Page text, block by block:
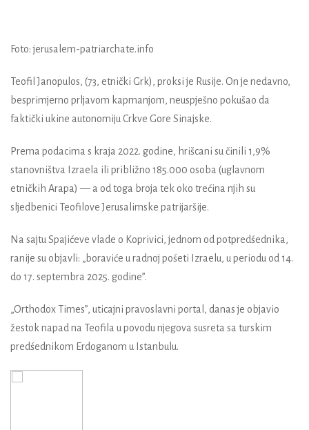
Foto: jerusalem-patriarchate.info
Teofil Janopulos, (73, etnički Grk), proksi je Rusije. On je nedavno,
besprimjerno prljavom kapmanjom, neuspješno pokušao da
faktički ukine autonomiju Crkve Gore Sinajske.
Prema podacima s kraja 2022. godine, hrišcani su činili 1,9%
stanovništva Izraela ili približno 185.000 osoba (uglavnom
etničkih Arapa) — a od toga broja tek oko trećina njih su
sljedbenici Teofilove Jerusalimske patrijaršije.
Na sajtu Spajićeve vlade o Koprivici, jednom od potpredśednika,
ranije su objavli: „boraviće u radnoj pośeti Izraelu, u periodu od 14.
do 17. septembra 2025. godine”.
„Orthodox Times”, uticajni pravoslavni portal, danas je objavio
žestok napad na Teofila u povodu njegova susreta sa turskim
predśednikom Erdoganom u Istanbulu.